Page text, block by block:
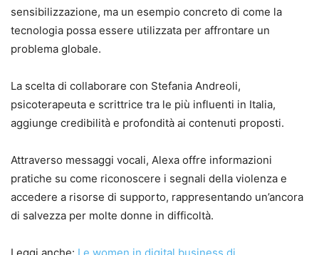
sensibilizzazione, ma un esempio concreto di come la
tecnologia possa essere utilizzata per affrontare un
problema globale.
La scelta di collaborare con Stefania Andreoli,
psicoterapeuta e scrittrice tra le più influenti in Italia,
aggiunge credibilità e profondità ai contenuti proposti.
Attraverso messaggi vocali, Alexa offre informazioni
pratiche su come riconoscere i segnali della violenza e
accedere a risorse di supporto, rappresentando un’ancora
di salvezza per molte donne in difficoltà.